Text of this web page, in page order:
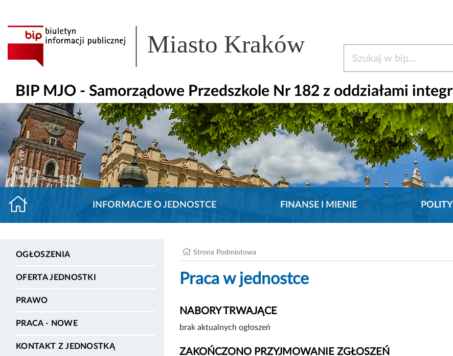
Miasto Kraków
BIP MJO - Samorządowe Przedszkole Nr 182 z oddziałami
INFORMACJE O JEDNOSTCE FINANSE I MIENIE
OGŁOSZENIA
OFERTA JEDNOSTKI
PRAWO
PRACA - NOWE
KONTAKT Z JEDNOSTKĄ
Strona Podmiotowa
Praca w jednostce
NABORY TRWAJĄCE
brak aktualnych ogłoszeń
ZAKOŃCZONO PRZYJMOWANIE ZGŁOSZEŃ